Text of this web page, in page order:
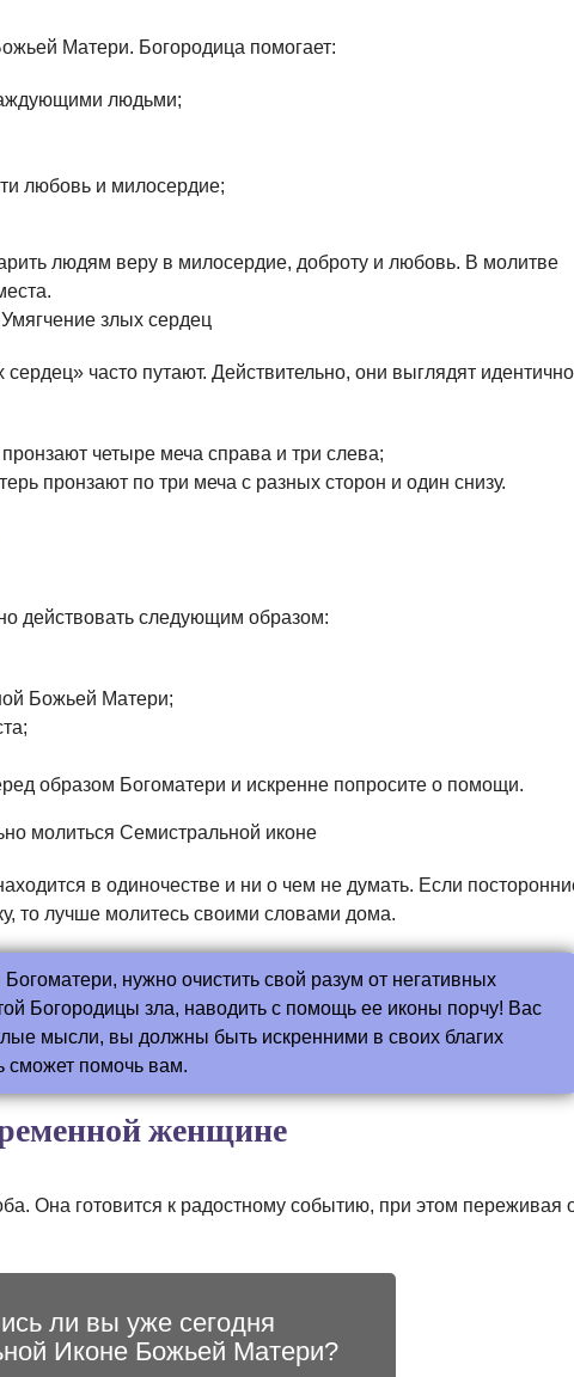
Матери. Богородица помогает:
людьми;
любовь и милосердие;
людям веру в милосердие, доброту и любовь. В молитве
часто путают. Действительно, они выглядят
четыре меча справа и три слева;
пронзают по три меча с разных сторон и один снизу.
действовать следующим образом:
Божьей Матери;
образом Богоматери и искренне попросите о помощи.
в одиночестве и ни о чем не думать. Если
то лучше молитесь своими словами дома.
нужно очистить свой разум от негативных
Богородицы зла, наводить с помощь ее иконы порчу! Вас
мысли, вы должны быть искренними в своих благих
сможет помочь вам.
женщине
Она готовится к радостному событию, при этом переживая
ли вы уже сегодня
Иконе Божьей Матери?